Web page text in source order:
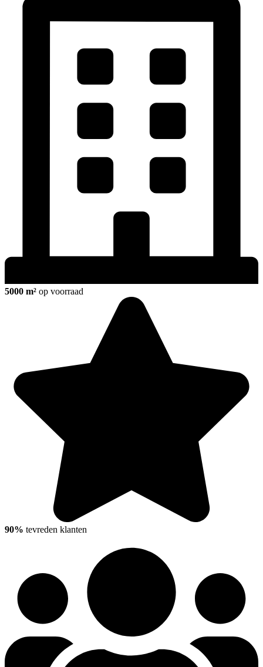
5000 m² op voorraad
90% tevreden klanten